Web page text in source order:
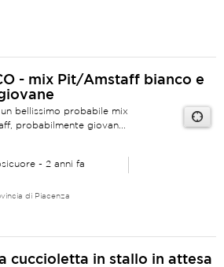
- mix Pit/Amstaff bianco e
bellissimo probabile mix
probabilmente giovan...
- 2 anni fa
di Piacenza
cuccioletta in stallo in attesa